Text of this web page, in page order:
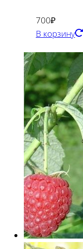
700₽
В корзину